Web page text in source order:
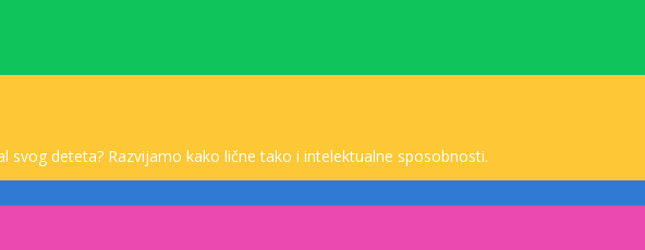
svog deteta? Razvijamo kako lične tako i intelektualne sposobnosti.